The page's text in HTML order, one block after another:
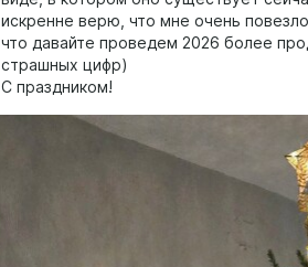
искренне верю, что мне очень
что давайте проведем 2026 более
страшных цифр)
С праздником!